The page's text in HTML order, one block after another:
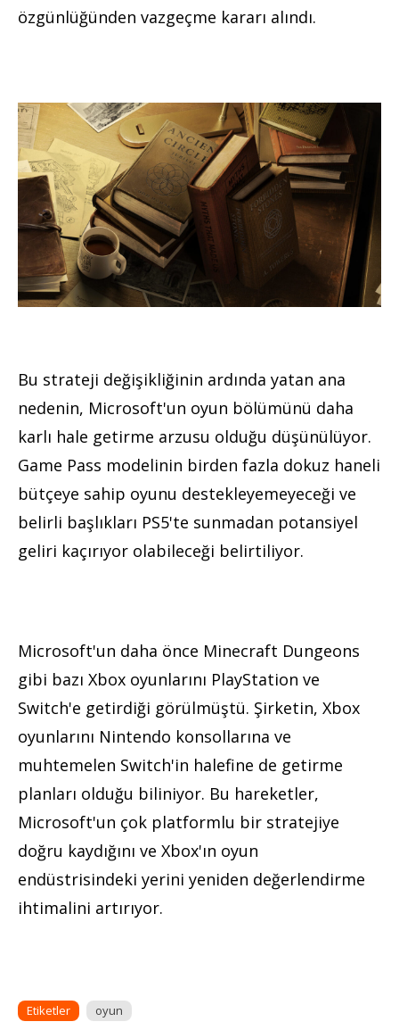
özgünlüğünden vazgeçme kararı alındı.
Bu strateji değişikliğinin ardında yatan ana
nedenin, Microsoft'un oyun bölümünü daha
karlı hale getirme arzusu olduğu düşünülüyor.
Game Pass modelinin birden fazla dokuz haneli
bütçeye sahip oyunu destekleyemeyeceği ve
belirli başlıkları PS5'te sunmadan potansiyel
geliri kaçırıyor olabileceği belirtiliyor.
Microsoft'un daha önce Minecraft Dungeons
gibi bazı Xbox oyunlarını PlayStation ve
Switch'e getirdiği görülmüştü. Şirketin, Xbox
oyunlarını Nintendo konsollarına ve
muhtemelen Switch'in halefine de getirme
planları olduğu biliniyor. Bu hareketler,
Microsoft'un çok platformlu bir stratejiye
doğru kaydığını ve Xbox'ın oyun
endüstrisindeki yerini yeniden değerlendirme
ihtimalini artırıyor.
Etiketler oyun